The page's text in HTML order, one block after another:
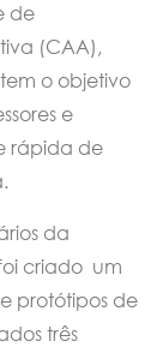
de
(CAA),
o objetivo
e
rápida de
da
criado um
protótipos de
três